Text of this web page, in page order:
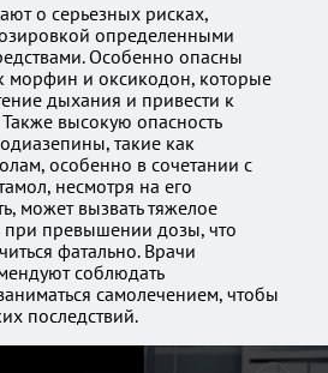
о серьезных рисках,
определенными
Особенно опасны
морфин и оксикодон, которые
дыхания и привести к
высокую опасность
такие как
особенно в сочетании с
несмотря на его
может вызвать тяжелое
превышении дозы, что
фатально. Врачи
соблюдать
самолечением, чтобы
последствий.